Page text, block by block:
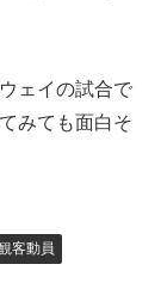
ェイの試合で
みても面白そ
客動員